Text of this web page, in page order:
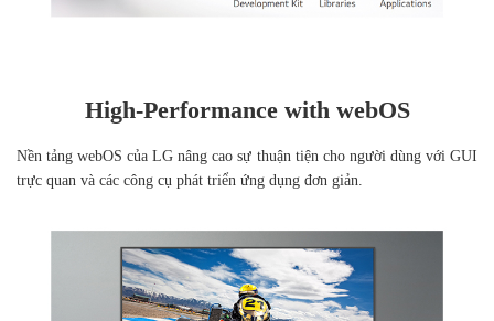
High-Performance with webOS
Nền tảng webOS của LG nâng cao sự thuận tiện cho người dùng với GUI
trực quan và các công cụ phát triển ứng dụng đơn giản.